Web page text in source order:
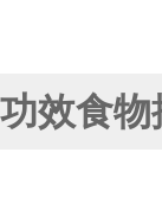
效食物